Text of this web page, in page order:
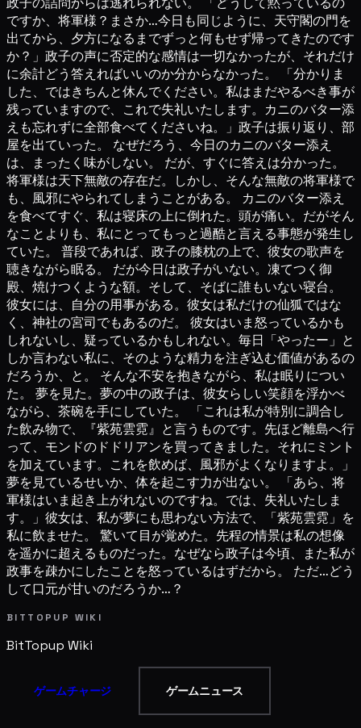
ですか、将軍様？まさか…今日も同じように、天守閣の門を
出てから、夕方になるまでずっと何もせず帰ってきたのです
か？」政子の声に否定的な感情は一切なかったが、それだけ
に余計どう答えればいいのか分からなかった。 「分かりま
した、ではきちんと休んでください。私はまだやるべき事が
残っていますので、これで失礼いたします。カニのバター添
えも忘れずに全部食べてくださいね。」政子は振り返り、部
屋を出ていった。 なぜだろう、今日のカニのバター添え
は、まったく味がしない。 だが、すぐに答えは分かった。
将軍様は天下無敵の存在だ。しかし、そんな無敵の将軍様で
も、風邪にやられてしまうことがある。 カニのバター添え
を食べてすぐ、私は寝床の上に倒れた。頭が痛い。だがそん
なことよりも、私にとってもっと過酷と言える事態が発生し
ていた。 普段であれば、政子の膝枕の上で、彼女の歌声を
聴きながら眠る。 だが今日は政子がいない。凍てつく御
殿、焼けつくような額。そして、そばに誰もいない寝台。
彼女には、自分の用事がある。彼女は私だけの仙狐ではな
く、神社の宮司でもあるのだ。 彼女はいま怒っているかも
しれないし、疑っているかもしれない。毎日「やったー」と
しか言わない私に、そのような精力を注ぎ込む価値があるの
だろうか、と。 そんな不安を抱きながら、私は眠りについ
た。 夢を見た。夢の中の政子は、彼女らしい笑顔を浮かべ
ながら、茶碗を手にしていた。 「これは私が特別に調合し
た飲み物で、『紫苑雲霓』と言うものです。先ほど離島へ行
って、モンドのドドリアンを買ってきました。それにミント
を加えています。これを飲めば、風邪がよくなりますよ。」
夢を見ているせいか、体を起こす力が出ない。 「あら、将
軍様はいま起き上がれないのですね。では、失礼いたしま
す。」彼女は、私が夢にも思わない方法で、「紫苑雲霓」を
私に飲ませた。 驚いて目が覚めた。先程の情景は私の想像
を遥かに超えるものだった。なぜなら政子は今頃、また私が
政事を疎かにしたことを怒っているはずだから。 ただ…どう
して口元が甘いのだろうか…？
BITTOPUP WIKI
BitTopup Wiki
ゲームチャージ ゲームニュース